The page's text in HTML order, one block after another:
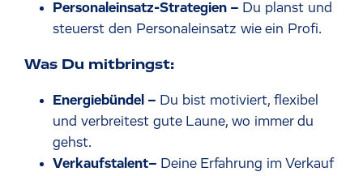
Personaleinsatz-Strategien – Du planst und
steuerst den Personaleinsatz wie ein Profi.
Was Du mitbringst:
Energiebündel – Du bist motiviert, flexibel
und verbreitest gute Laune, wo immer du
gehst.
Verkaufstalent– Deine Erfahrung im Verkauf